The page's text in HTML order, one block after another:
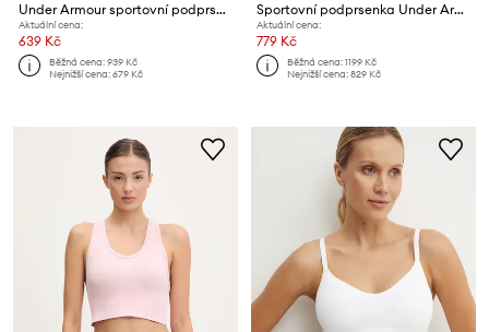
Under Armour sportovní podprsenka
Aktuální cena:
639 Kč
Běžná cena:939 Kč
Nejnižší cena:679 Kč
Sportovní podprsenka Under Armour
Aktuální cena:
779 Kč
Běžná cena:1199 Kč
Nejnižší cena:829 Kč